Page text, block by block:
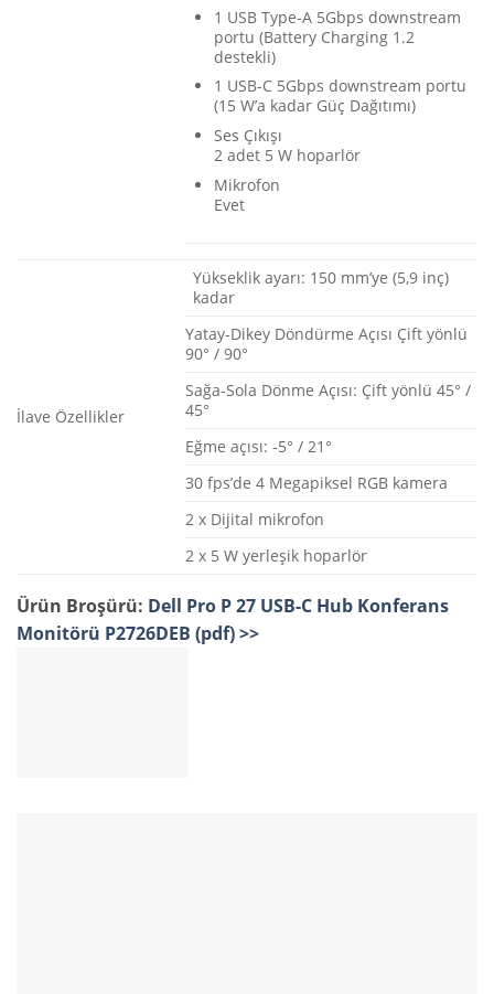
1 USB Type-A 5Gbps downstream
portu (Battery Charging 1.2
destekli)
1 USB-C 5Gbps downstream portu
(15 W’a kadar Güç Dağıtımı)
Ses Çıkışı
2 adet 5 W hoparlör
Mikrofon
Evet
İlave Özellikler
Yükseklik ayarı: 150 mm’ye (5,9 inç)
kadar
Yatay-Dikey Döndürme Açısı Çift yönlü
90° / 90°
Sağa-Sola Dönme Açısı: Çift yönlü 45° /
45°
Eğme açısı: -5° / 21°
30 fps’de 4 Megapiksel RGB kamera
2 x Dijital mikrofon
2 x 5 W yerleşik hoparlör
Ürün Broşürü: Dell Pro P 27 USB-C Hub Konferans
Monitörü P2726DEB (pdf) >>